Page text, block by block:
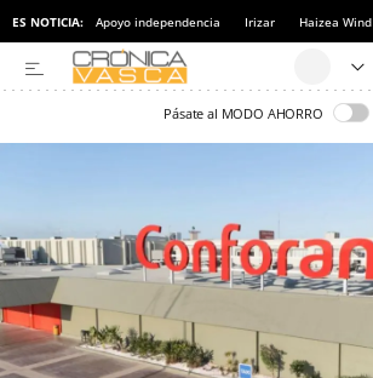
ES NOTICIA: Apoyo independencia Irizar Haizea Wind
Pásate al MODO AHORRO